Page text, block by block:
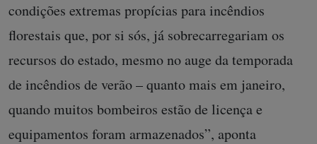
condições extremas propícias para incêndios
florestais que, por si sós, já sobrecarregariam os
recursos do estado, mesmo no auge da temporada
de incêndios de verão – quanto mais em janeiro,
quando muitos bombeiros estão de licença e
equipamentos foram armazenados”, aponta